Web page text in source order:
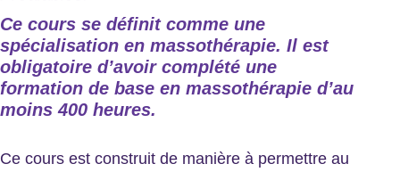
Ce cours se définit comme une
spécialisation en massothérapie. Il est
obligatoire d’avoir complété une
formation de base en massothérapie d’au
moins 400 heures.
Ce cours est construit de manière à permettre au